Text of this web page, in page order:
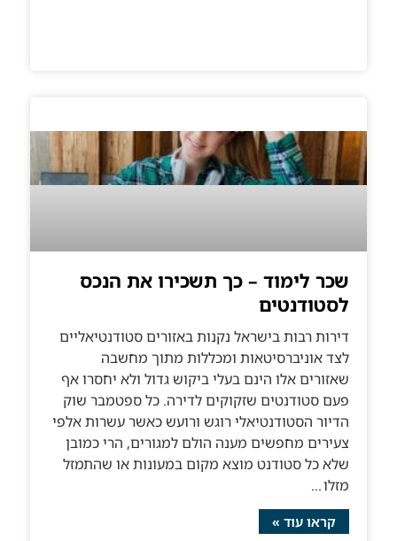
שכר לימוד – כך תשכירו את הנכס
לסטודנטים
דירות רבות בישראל נקנות באזורים סטודנטיאליים
לצד אוניברסיטאות ומכללות מתוך מחשבה
שאזורים אלו הינם בעלי ביקוש גדול ולא יחסרו אף
פעם סטודנטים שזקוקים לדירה. כל ספטמבר שוק
הדיור הסטודנטיאלי רוגש ורועש כאשר עשרות אלפי
צעירים מחפשים מענה הולם למגורים, הרי כמובן
שלא כל סטודנט מוצא מקום במעונות או שהתמזל
מזלו
קראו עוד »